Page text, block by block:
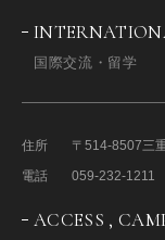
国際交流・留学
住所 〒514-8507三
電話
059-232-1211
ACCESS ,